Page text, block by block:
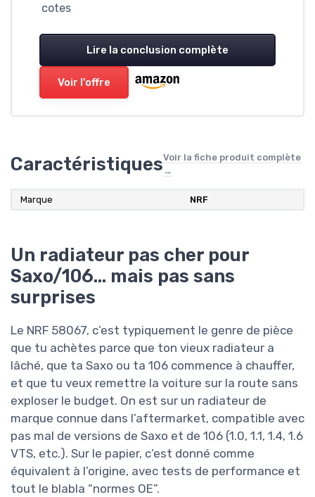
cotes
Lire la conclusion complète
Voir l'offre
CaractéristiquesVoir la fiche produit complète
→
Marque ‎NRF
Un radiateur pas cher pour
Saxo/106… mais pas sans
surprises
Le NRF 58067, c’est typiquement le genre de pièce
que tu achètes parce que ton vieux radiateur a
lâché, que ta Saxo ou ta 106 commence à chauffer,
et que tu veux remettre la voiture sur la route sans
exploser le budget. On est sur un radiateur de
marque connue dans l’aftermarket, compatible avec
pas mal de versions de Saxo et de 106 (1.0, 1.1, 1.4, 1.6
VTS, etc.). Sur le papier, c’est donné comme
équivalent à l’origine, avec tests de performance et
tout le blabla “normes OE”.